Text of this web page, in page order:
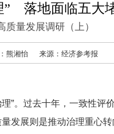
” 落地面临五大
量发展调研（上）
熊湘怡 来源：经济参考报
。过去十年，一致性评
发展则是推动治理重心